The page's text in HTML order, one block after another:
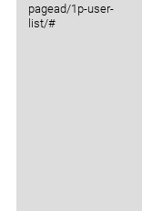
pagead/1p-user-
list/#